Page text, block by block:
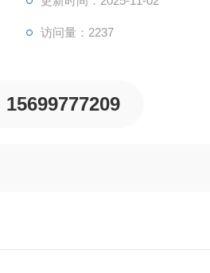
访问量：2237
15699777209